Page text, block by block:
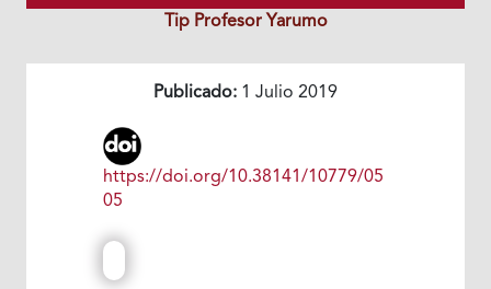
Tip Profesor Yarumo
Publicado: 1 Julio 2019
https://doi.org/10.38141/10779/05
05